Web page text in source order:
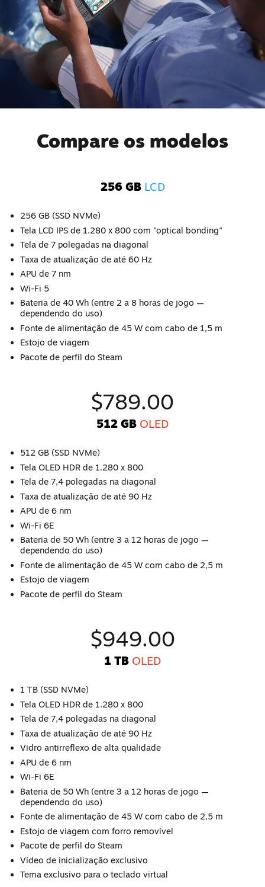
Compare os modelos
256 GB LCD
256 GB (SSD NVMe)
Tela LCD IPS de 1.280 x 800 com "optical bonding"
Tela de 7 polegadas na diagonal
Taxa de atualização de até 60 Hz
APU de 7 nm
Wi-Fi 5
Bateria de 40 Wh (entre 2 a 8 horas de jogo —
dependendo do uso)
Fonte de alimentação de 45 W com cabo de 1,5 m
Estojo de viagem
Pacote de perfil do Steam
$789.00
512 GB OLED
512 GB (SSD NVMe)
Tela OLED HDR de 1.280 x 800
Tela de 7,4 polegadas na diagonal
Taxa de atualização de até 90 Hz
APU de 6 nm
Wi-Fi 6E
Bateria de 50 Wh (entre 3 a 12 horas de jogo —
dependendo do uso)
Fonte de alimentação de 45 W com cabo de 2,5 m
Estojo de viagem
Pacote de perfil do Steam
$949.00
1 TB OLED
1 TB (SSD NVMe)
Tela OLED HDR de 1.280 x 800
Tela de 7,4 polegadas na diagonal
Taxa de atualização de até 90 Hz
Vidro antirreflexo de alta qualidade
APU de 6 nm
Wi-Fi 6E
Bateria de 50 Wh (entre 3 a 12 horas de jogo —
dependendo do uso)
Fonte de alimentação de 45 W com cabo de 2,5 m
Estojo de viagem com forro removível
Pacote de perfil do Steam
Vídeo de inicialização exclusivo
Tema exclusivo para o teclado virtual